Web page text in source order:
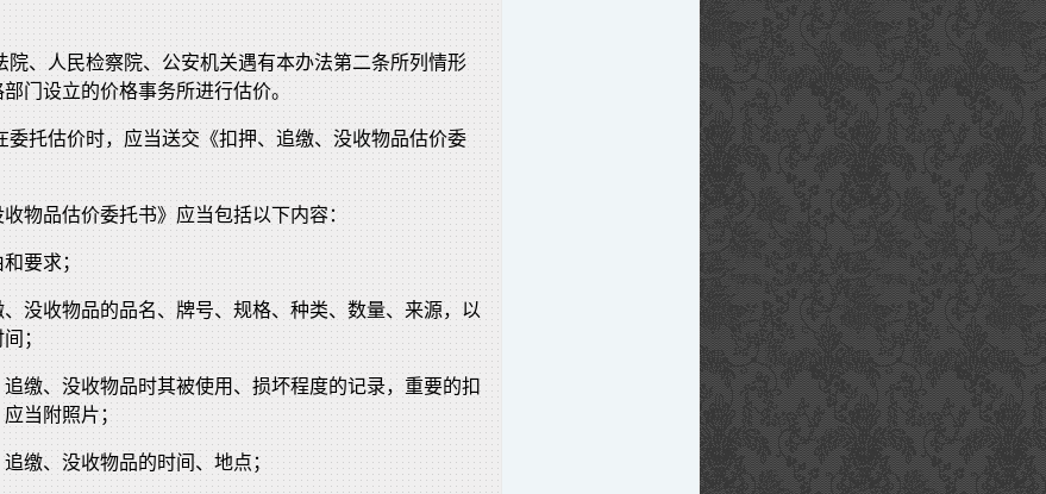
院、人民检察院、公安机关遇有本办法第二条所列情形
门设立的价格事务所进行估价。
委托估价时，应当送交《扣押、追缴、没收物品估价委
物品估价委托书》应当包括以下内容：
要求；
没收物品的品名、牌号、规格、种类、数量、来源，以
；
缴、没收物品时其被使用、损坏程度的记录，重要的扣
当附照片；
缴、没收物品的时间、地点；